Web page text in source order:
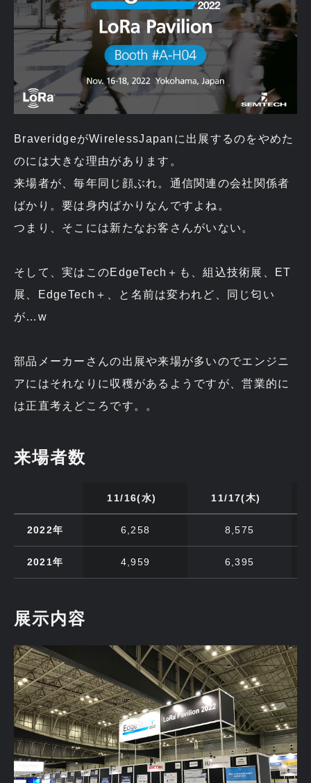
BraveridgeがWirelessJapanに出展するのをやめた
のには大きな理由があります。
来場者が、毎年同じ顔ぶれ。通信関連の会社関係者
ばかり。要は身内ばかりなんですよね。
つまり、そこには新たなお客さんがいない。
そして、実はこのEdgeTech＋も、組込技術展、ET
展、EdgeTech＋、と名前は変われど、同じ匂い
が…w
部品メーカーさんの出展や来場が多いのでエンジニ
アにはそれなりに収穫があるようですが、営業的に
は正直考えどころです。。
来場者数
11/16(水) 11/17(木)
2022年 6,258 8,575
2021年 4,959 6,395
展示内容